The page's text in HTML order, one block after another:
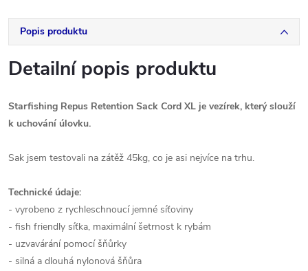
Popis produktu
Detailní popis produktu
Starfishing Repus Retention Sack Cord XL je vezírek, který slouží
k uchování úlovku.
Sak jsem testovali na zátěž 45kg, co je asi nejvíce na trhu.
Technické údaje:
- vyrobeno z rychleschnoucí jemné síťoviny
- fish friendly síťka, maximální šetrnost k rybám
- uzvavárání pomocí šňůrky
- silná a dlouhá nylonová šňůra